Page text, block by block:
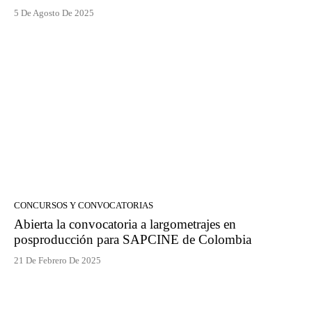
5 De Agosto De 2025
CONCURSOS Y CONVOCATORIAS
Abierta la convocatoria a largometrajes en
posproducción para SAPCINE de Colombia
21 De Febrero De 2025